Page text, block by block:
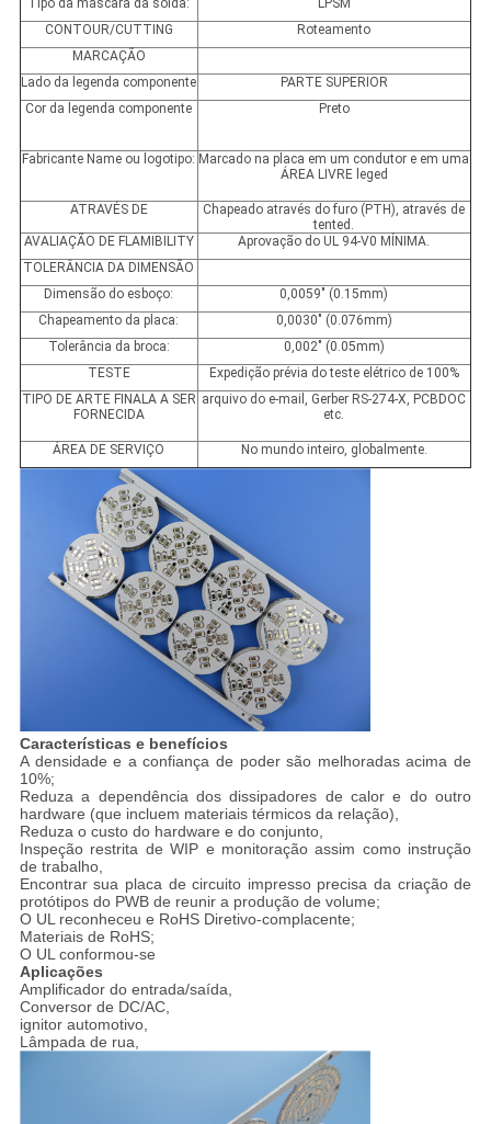
Tipo da máscara da solda:
LPSM
CONTOUR/CUTTING
Roteamento
MARCAÇÃO
Lado da legenda componente
PARTE SUPERIOR
Cor da legenda componente
Preto
Fabricante Name ou logotipo: Marcado na placa em um condutor e em uma
ÁREA LIVRE leged
ATRAVÉS DE
Chapeado através do furo (PTH), através de
tented.
AVALIAÇÃO DE FLAMIBILITY
Aprovação do UL 94-V0 MÍNIMA.
TOLERÂNCIA DA DIMENSÃO
Dimensão do esboço:
0,0059" (0.15mm)
Chapeamento da placa:
0,0030" (0.076mm)
Tolerância da broca:
0,002" (0.05mm)
TESTE
Expedição prévia do teste elétrico de 100%
TIPO DE ARTE FINALA A SER
FORNECIDA
arquivo do e-mail, Gerber RS-274-X, PCBDOC
etc.
ÁREA DE SERVIÇO No mundo inteiro, globalmente.
Características e benefícios
A densidade e a confiança de poder são melhoradas acima de
10%;
Reduza a dependência dos dissipadores de calor e do outro
hardware (que incluem materiais térmicos da relação),
Reduza o custo do hardware e do conjunto,
Inspeção restrita de WIP e monitoração assim como instrução
de trabalho,
Encontrar sua placa de circuito impresso precisa da criação de
protótipos do PWB de reunir a produção de volume;
O UL reconheceu e RoHS Diretivo-complacente;
Materiais de RoHS;
O UL conformou-se
Aplicações
Amplificador do entrada/saída,
Conversor de DC/AC,
ignitor automotivo,
Lâmpada de rua,